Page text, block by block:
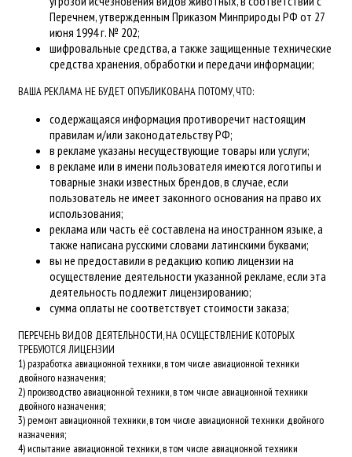
Перечнем, утвержденным Приказом Минприроды РФ от 27
июня 1994 г. № 202;
шифровальные средства, а также защищенные технические
средства хранения, обработки и передачи информации;
ВАША РЕКЛАМА НЕ БУДЕТ ОПУБЛИКОВАНА ПОТОМУ, ЧТО:
содержащаяся информация противоречит настоящим
правилам и/или законодательству РФ;
в рекламе указаны несуществующие товары или услуги;
в рекламе или в имени пользователя имеются логотипы и
товарные знаки известных брендов, в случае, если
пользователь не имеет законного основания на право их
использования;
реклама или часть её составлена на иностранном языке, а
также написана русскими словами латинскими буквами;
вы не предоставили в редакцию копию лицензии на
осуществление деятельности указанной рекламе, если эта
деятельность подлежит лицензированию;
сумма оплаты не соответствует стоимости заказа;
ПЕРЕЧЕНЬ ВИДОВ ДЕЯТЕЛЬНОСТИ, НА ОСУЩЕСТВЛЕНИЕ КОТОРЫХ
ТРЕБУЮТСЯ ЛИЦЕНЗИИ
1) разработка авиационной техники, в том числе авиационной техники
двойного назначения;
2) производство авиационной техники, в том числе авиационной техники
двойного назначения;
3) ремонт авиационной техники, в том числе авиационной техники двойного
назначения;
4) испытание авиационной техники, в том числе авиационной техники